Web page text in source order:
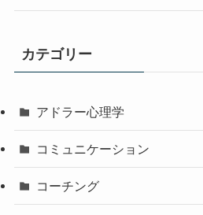
カテゴリー
アドラー心理学
コミュニケーション
コーチング